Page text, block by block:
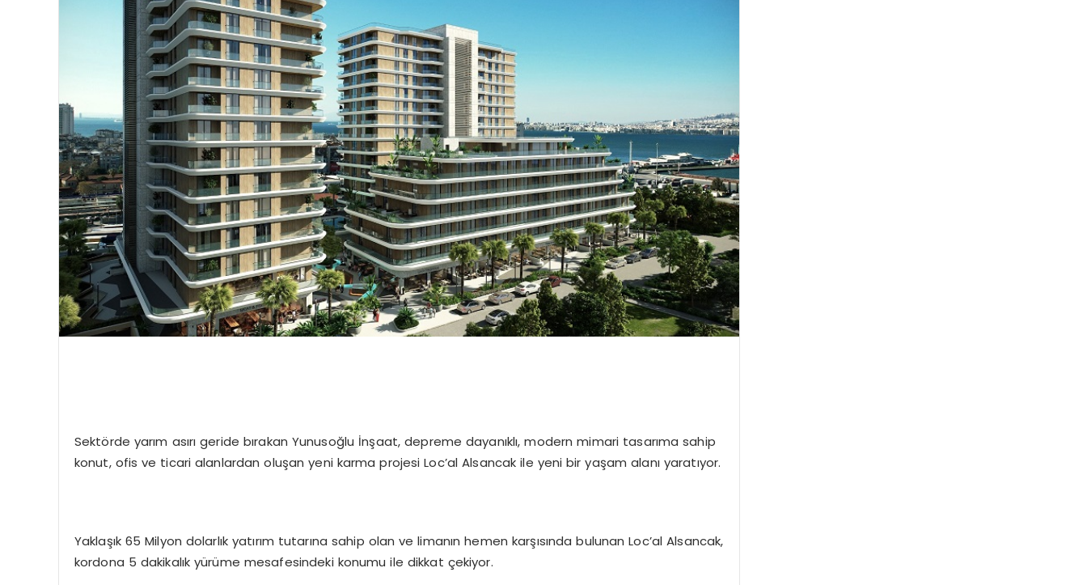
Sektörde yarım asırı geride bırakan Yunusoğlu İnşaat, depreme dayanıklı, modern mimari tasarıma sahip
konut, ofis ve ticari alanlardan oluşan yeni karma projesi Loc’al Alsancak ile yeni bir yaşam alanı yaratıyor.
Yaklaşık 65 Milyon dolarlık yatırım tutarına sahip olan ve limanın hemen karşısında bulunan Loc’al Alsancak,
kordona 5 dakikalık yürüme mesafesindeki konumu ile dikkat çekiyor.